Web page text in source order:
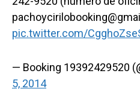
pic.twitter.com/
— Booking 19392429520
5, 2014